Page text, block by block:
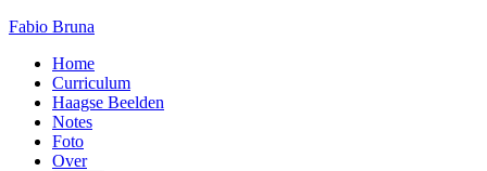
Fabio Bruna
Home
Curriculum
Haagse Beelden
Notes
Foto
Over